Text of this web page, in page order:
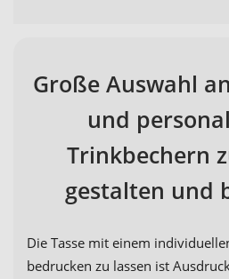
Große Auswahl
und
Trinkbechern
gestalten und
Die Tasse mit einem
bedrucken zu lassen ist